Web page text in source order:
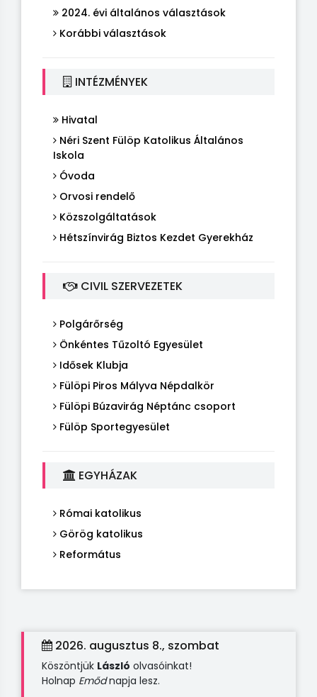
2024. évi általános választások
Korábbi választások
INTÉZMÉNYEK
Hivatal
Néri Szent Fülöp Katolikus Általános
Iskola
Óvoda
Orvosi rendelő
Közszolgáltatások
Hétszínvirág Biztos Kezdet Gyerekház
CIVIL SZERVEZETEK
Polgárőrség
Önkéntes Tűzoltó Egyesület
Idősek Klubja
Fülöpi Piros Mályva Népdalkör
Fülöpi Búzavirág Néptánc csoport
Fülöp Sportegyesület
EGYHÁZAK
Római katolikus
Görög katolikus
Református
2026. augusztus 8., szombat
Köszöntjük László olvasóinkat!
Holnap Emődnapja lesz.